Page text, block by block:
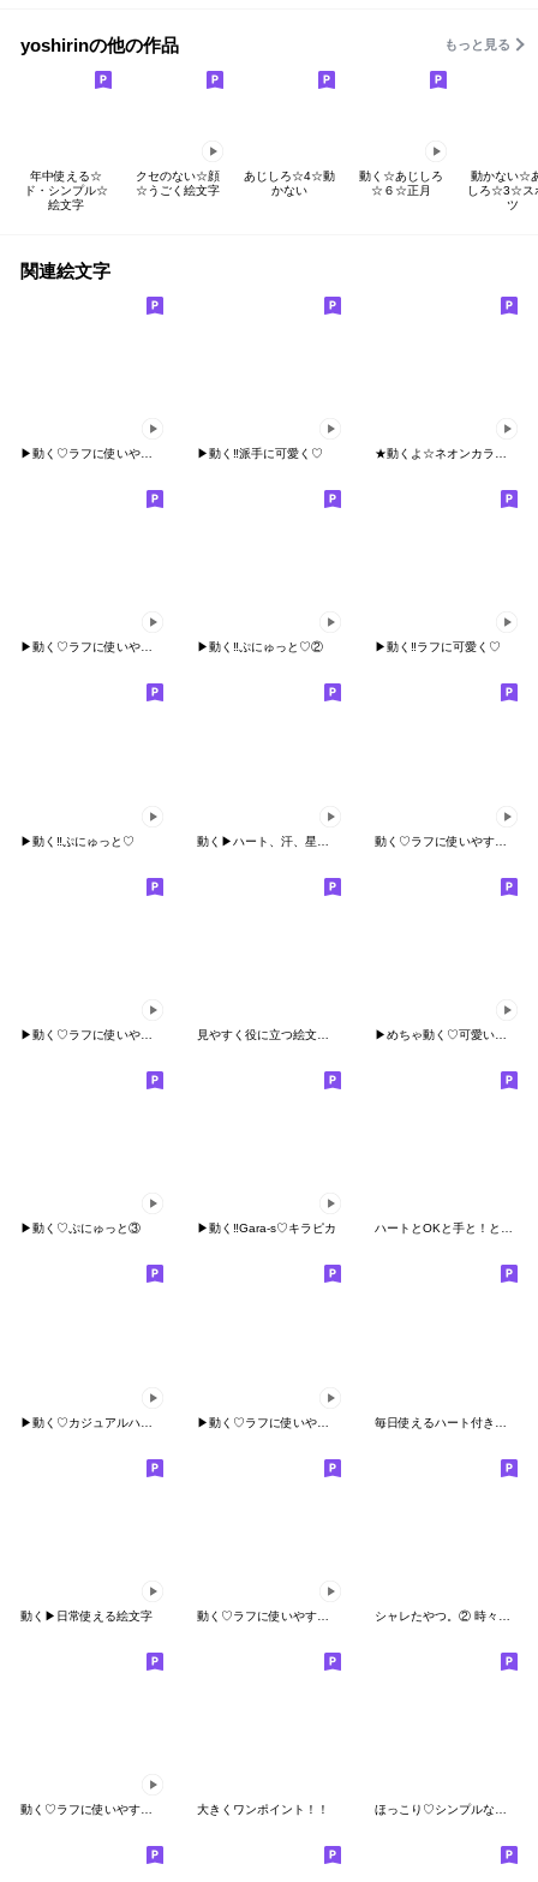
yoshirinの他の作品 もっと見る
年中使える☆
ド・シンプル☆
絵文字
クセのない☆顔
☆うごく絵文字
あじしろ☆4☆動
かない
動く☆あじしろ
☆６☆正月
動かない☆
しろ☆3☆ス
ツ
関連絵文字
▶︎動く‼︎派手に可愛く♡
▶︎動く♡ラフに使いやすく⑥ ▶︎動く‼︎ぷにゅっと♡② ▶︎動く‼︎ラフに可愛く♡
▶︎動く‼︎ぷにゅっと♡ 動く♡ラフに使いやすく②落書きver.
▶︎めちゃ動く♡可愛いヤツ
▶︎動く♡ぷにゅっと③ ▶︎動く‼︎Gara-s♡キラピカ ハートとOKと手と！と？の絵文字
動く▶日常使える絵文字
動く♡ラフに使いやすく① 大きくワンポイント！！ ほっこり♡シンプルな絵文字 2